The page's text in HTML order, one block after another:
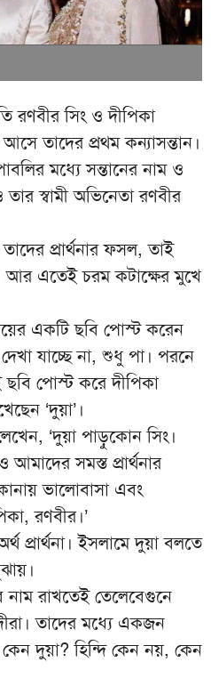
রণবীর সিং ও দীপিকা
তাদের প্রথম কন্যাসন্তান।
মধ্যে সন্তানের নাম ও
স্বামী অভিনেতা রণবীর
প্রার্থনার ফসল, তাই
আর এতেই চরম কটাক্ষের মুখে
একটি ছবি পোস্ট করেন
যাচ্ছে না, শুধু পা। পরনে
পোস্ট করে দীপিকা
‘দুয়া’।
‍‍‌‘দুয়া পাড়ুকোন সিং।
আমাদের সমস্ত প্রার্থনার
ভালোবাসা এবং
রণবীর।‍‍’
প্রার্থনা। ইসলামে দুয়া বলতে
রাখতেই তেলেবেগুনে
তাদের মধ্যে একজন
কেন দুয়া? হিন্দি কেন নয়, কেন